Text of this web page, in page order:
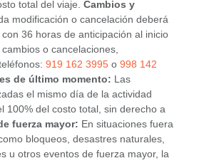
total del viaje. Cambios y
modificación o cancelación deberá
36 horas de anticipación al inicio
o cancelaciones,
919 162 3995 o 998 142
de último momento: Las
el mismo día de la actividad
100% del costo total, sin derecho a
fuerza mayor: En situaciones fuera
bloqueos, desastres naturales,
u otros eventos de fuerza mayor, la